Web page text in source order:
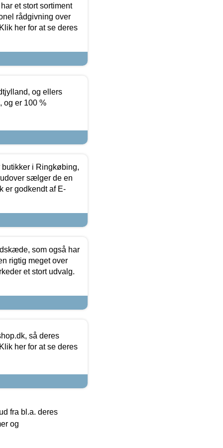
et stort sortiment
rådgivning over
her for at se deres
og ellers
og er 100 %
i Ringkøbing,
sælger de en
er godkendt af E-
som også har
rigtig meget over
et stort udvalg.
så deres
her for at se deres
fra bl.a. deres
og